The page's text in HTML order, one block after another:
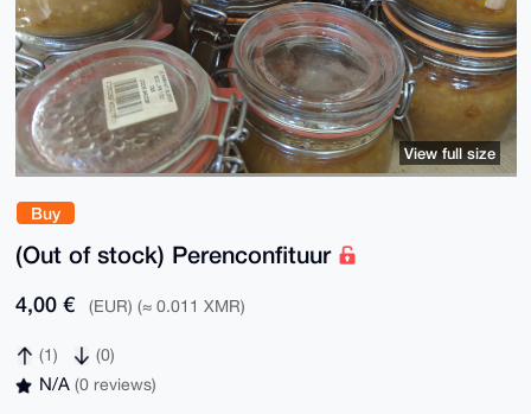
Buy
(Out of stock) Perenconfituur
4,00 € (EUR) (≈ 0.011 XMR)
(1) (0)
N/A (0 reviews)
View full size